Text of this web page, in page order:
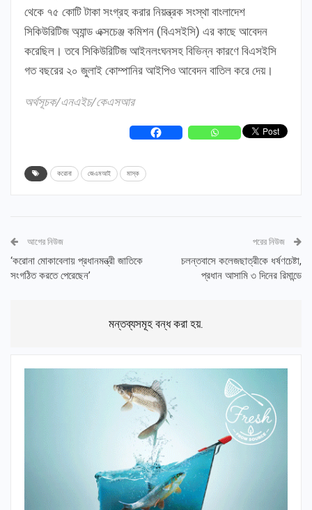
থেকে ৭৫ কোটি টাকা সংগ্রহ করার নিয়ন্ত্রক সংস্থা বাংলাদেশ
সিকিউরিটিজ অ্যান্ড এক্সচেঞ্জ কমিশন (বিএসইসি) এর কাছে আবেদন
করেছিল। তবে সিকিউরিটিজ আইনলংঘনসহ বিভিন্ন কারণে বিএসইসি
গত বছরের ২০ জুলাই কোম্পানির আইপিও আবেদন বাতিল করে দেয়।
অর্থসূচক/এনএইচ/কেএসআর
করোনা জেএমআই মাস্ক
আগের নিউজ
‘করোনা মোকাবেলায় প্রধানমন্ত্রী জাতিকে
সংগঠিত করতে পেরেছেন’
পরের নিউজ
চলন্তবাসে কলেজছাত্রীকে ধর্ষণচেষ্টা,
প্রধান আসামি ৩ দিনের রিমান্ডে
মন্তব্যসমূহ বন্ধ করা হয়.